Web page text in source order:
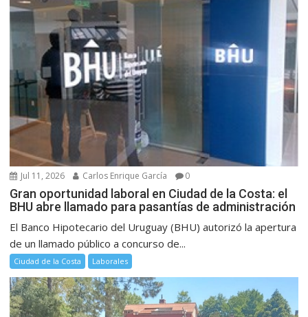
Jul 11, 2026 Carlos Enrique García 0
Gran oportunidad laboral en Ciudad de la Costa: el
BHU abre llamado para pasantías de administración
El Banco Hipotecario del Uruguay (BHU) autorizó la apertura
de un llamado público a concurso de...
Ciudad de la Costa Laborales